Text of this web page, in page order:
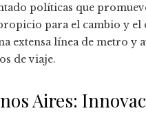
políticas que
para el cambio y el
extensa línea de metro y
de viaje.
Aires: